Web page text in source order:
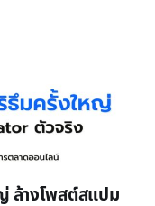
ล้างโพสต์สแปม